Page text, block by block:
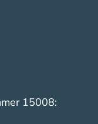
15008: